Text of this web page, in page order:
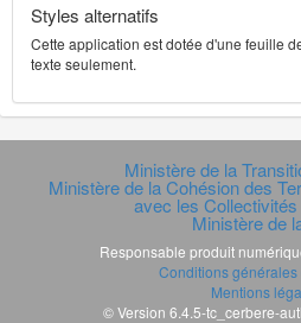
Styles alternatifs
Cette application est dotée d'une feuille
texte seulement.
Ministère de la
Ministère de la Cohésion des
avec les
Ministère de
Responsable produit
Conditions générales
Mentions
© Version 6.4.5-tc_cerbere-